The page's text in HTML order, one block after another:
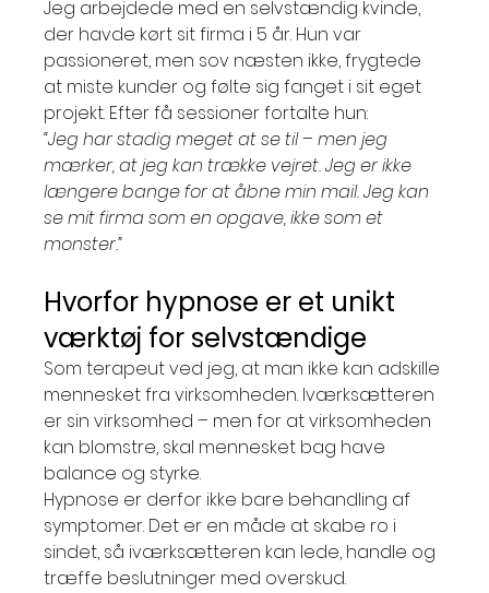
Jeg arbejdede med en selvstændig kvinde,
der havde kørt sit firma i 5 år. Hun var
passioneret, men sov næsten ikke, frygtede
at miste kunder og følte sig fanget i sit eget
projekt. Efter få sessioner fortalte hun:
“Jeg har stadig meget at se til – men jeg
mærker, at jeg kan trække vejret. Jeg er ikke
længere bange for at åbne min mail. Jeg kan
se mit firma som en opgave, ikke som et
monster.”
Hvorfor hypnose er et unikt
værktøj for selvstændige
Som terapeut ved jeg, at man ikke kan adskille
mennesket fra virksomheden. Iværksætteren
er sin virksomhed – men for at virksomheden
kan blomstre, skal mennesket bag have
balance og styrke.
Hypnose er derfor ikke bare behandling af
symptomer. Det er en måde at skabe ro i
sindet, så iværksætteren kan lede, handle og
træffe beslutninger med overskud.